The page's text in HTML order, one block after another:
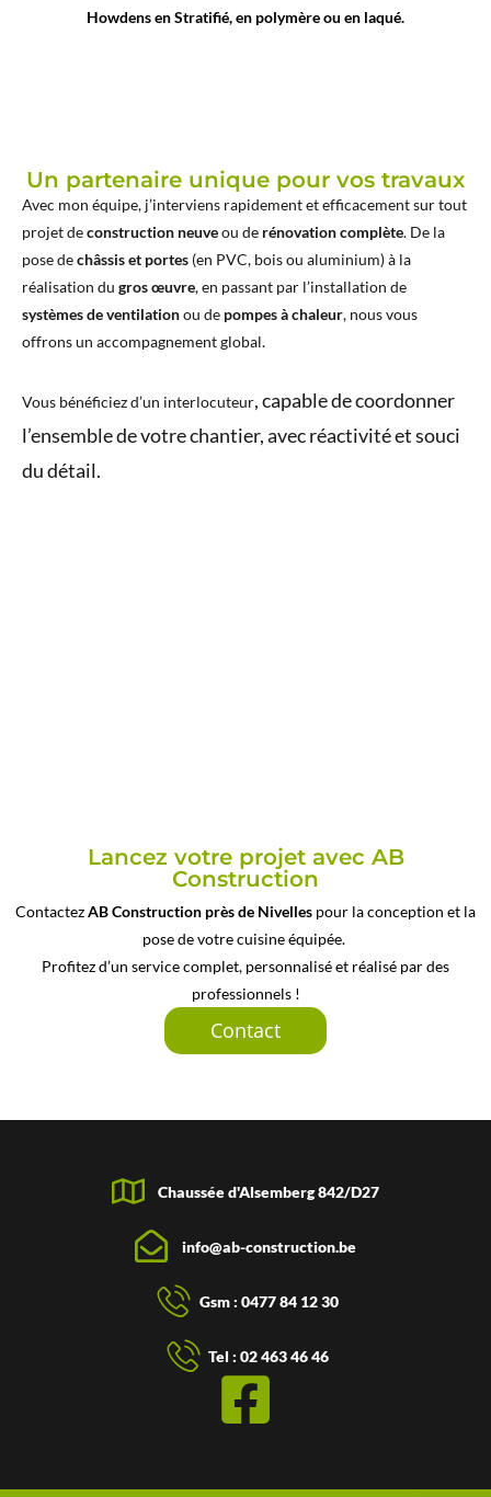
Howdens en Stratifié, en polymère ou en laqué.
Un partenaire unique pour vos travaux
Avec mon équipe, j’interviens rapidement et efficacement sur tout
projet deconstruction neuveou de rénovation complète. De la
pose dechâssis et portes (en PVC, bois ou aluminium) à la
réalisation du gros œuvre, en passant par l’installation de
systèmes de ventilationou de pompes à chaleur, nous vous
offrons un accompagnement global.
Vous bénéficiez d’un interlocuteur, capable de coordonner
l’ensemble de votre chantier, avec réactivité et souci
du détail.
Lancez votre projet avec AB
Construction
ContactezAB Construction près de Nivelles pour la conception et la
pose de votre cuisine équipée.
Profitez d’un service complet, personnalisé et réalisé par des
professionnels !
Contact
Chaussée d'Alsemberg 842/D27
info@ab-construction.be
Gsm : 0477 84 12 30
Tel : 02 463 46 46